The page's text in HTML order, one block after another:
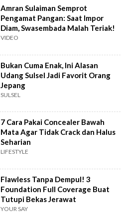
Amran Sulaiman Semprot
Pengamat Pangan: Saat Impor
Diam, Swasembada Malah Teriak!
VIDEO
Bukan Cuma Enak, Ini Alasan
Udang Sulsel Jadi Favorit Orang
Jepang
SULSEL
7 Cara Pakai Concealer Bawah
Mata Agar Tidak Crack dan Halus
Seharian
LIFESTYLE
Flawless Tanpa Dempul! 3
Foundation Full Coverage Buat
Tutupi Bekas Jerawat
YOUR SAY